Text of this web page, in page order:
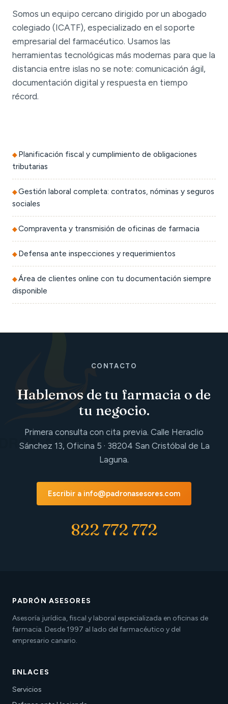
Somos un equipo cercano dirigido por un abogado
colegiado (ICATF), especializado en el soporte
empresarial del farmacéutico. Usamos las
herramientas tecnológicas más modernas para que la
distancia entre islas no se note: comunicación ágil,
documentación digital y respuesta en tiempo
récord.
Planificación fiscal y cumplimiento de obligaciones
tributarias
Gestión laboral completa: contratos, nóminas y seguros
sociales
Compraventa y transmisión de oficinas de farmacia
Defensa ante inspecciones y requerimientos
Área de clientes online con tu documentación siempre
disponible
CONTACTO
Hablemos de tu farmacia o de
tu negocio.
Primera consulta con cita previa. Calle Heraclio
Sánchez 13, Oficina 5 · 38204 San Cristóbal de La
Laguna.
Escribir a info@padronasesores.com
822 772 772
PADRÓN ASESORES
Asesoría jurídica, fiscal y laboral especializada en oficinas de
farmacia. Desde 1997 al lado del farmacéutico y del
empresario canario.
ENLACES
Servicios